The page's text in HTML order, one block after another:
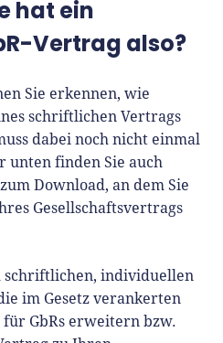
hat ein
Vertrag also?
Sie erkennen, wie
schriftlichen Vertrags
dabei noch nicht einmal
unten finden Sie auch
Download, an dem Sie
Gesellschaftsvertrags
schriftlichen, individuellen
im Gesetz verankerten
GbRs erweitern bzw.